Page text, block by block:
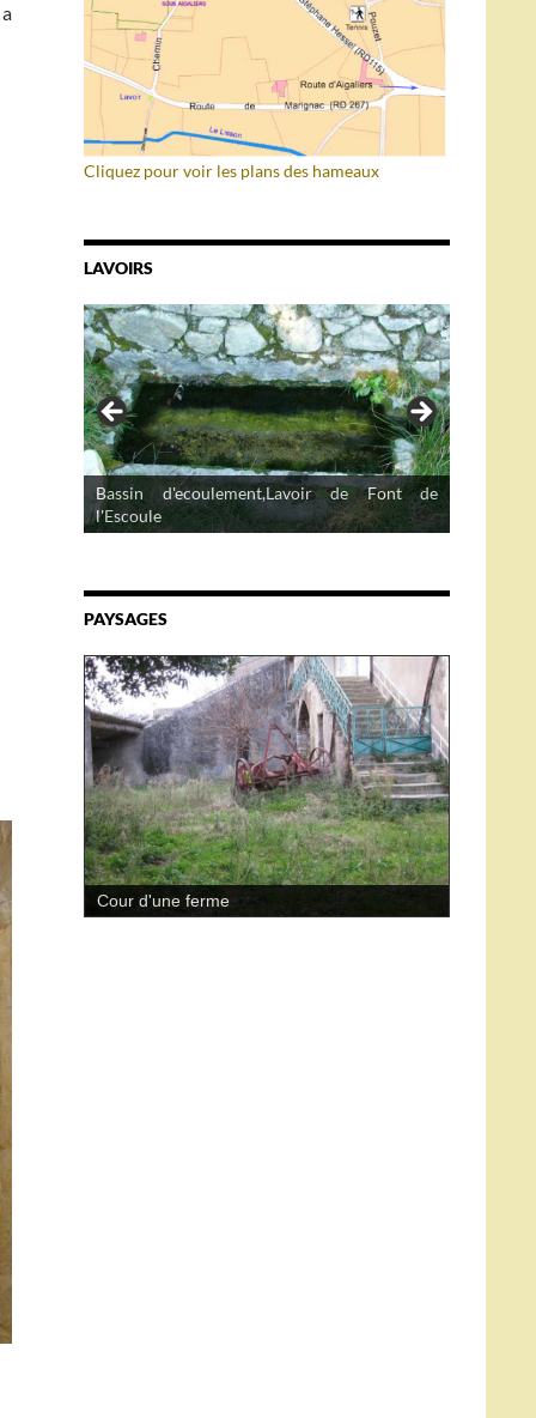
Cliquez pour voir les plans des hameaux
LAVOIRS
Bassin d'ecoulement,Lavoir de Font de
l'Escoule
PAYSAGES
Cour d'une ferme